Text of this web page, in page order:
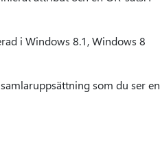
i Windows 8.1, Windows 8
som du ser en